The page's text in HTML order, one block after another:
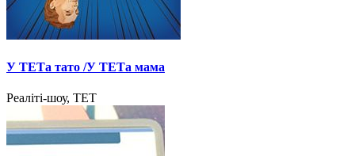
У ТЕТа тато /У ТЕТа мама
Реаліті-шоу, ТЕТ